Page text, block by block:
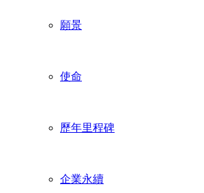
願景
使命
歷年里程碑
企業永續